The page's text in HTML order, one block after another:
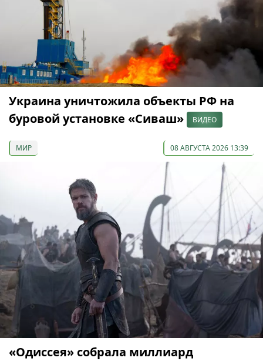
Украина уничтожила объекты РФ на
буровой установке «Сиваш»
ВИДЕО
МИР 08 АВГУСТА 2026 13:39
«Одиссея» собрала миллиард